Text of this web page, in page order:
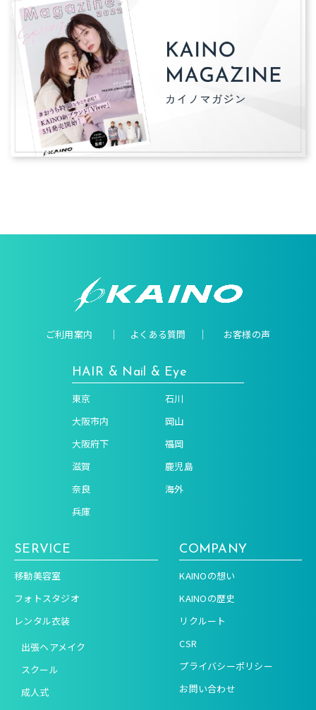
ご利用案内 よくある質問 お客様の声
HAIR & Nail & Eye
東京
大阪市内
大阪府下
滋賀
奈良
兵庫
石川
岡山
福岡
鹿児島
海外
SERVICE
移動美容室
フォトスタジオ
レンタル衣装
出張ヘアメイク
スクール
成人式
COMPANY
KAINOの想い
KAINOの歴史
リクルート
CSR
プライバシーポリシー
お問い合わせ